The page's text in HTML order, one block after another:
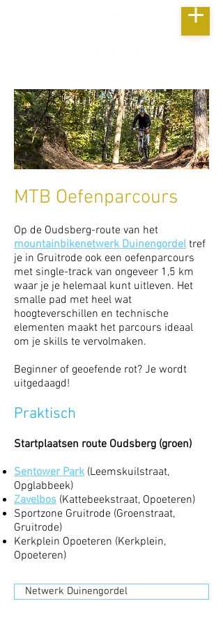
MTB Oefenparcours
Op de Oudsberg-route van het
mountainbikenetwerk Duinengordeltref
je in Gruitrode ook een oefenparcours
met single-track van ongeveer 1,5 km
waar je je helemaal kunt uitleven. Het
smalle pad met heel wat
hoogteverschillen en technische
elementen maakt het parcours ideaal
om je skills te vervolmaken.
Beginner of geoefende rot? Je wordt
uitgedaagd!
Praktisch
Startplaatsen route Oudsberg (groen)
Sentower Park (Leemskuilstraat,
Opglabbeek)
Zavelbos (Kattebeekstraat, Opoeteren)
Sportzone Gruitrode (Groenstraat,
Gruitrode)
Kerkplein Opoeteren (Kerkplein,
Opoeteren)
Netwerk Duinengordel